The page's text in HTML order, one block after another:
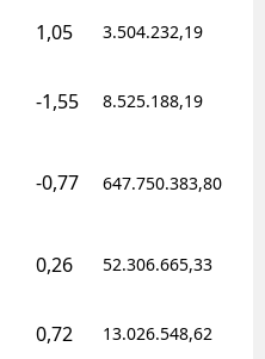
1,05 3.504.232,19
-1,55 8.525.188,19
-0,77 647.750.383,80
0,26 52.306.665,33
0,72 13.026.548,62